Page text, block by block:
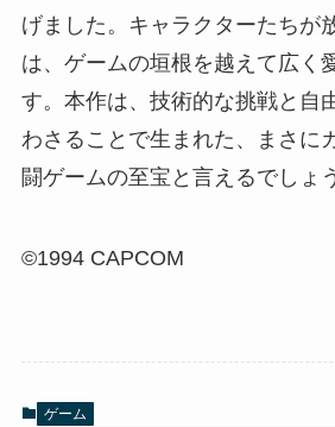
げました。キャラクターたちが
は、ゲームの垣根を越えて広く
す。本作は、技術的な挑戦と自
わさることで生まれた、まさに
闘ゲームの至宝と言えるでしょ
©1994 CAPCOM
ゲーム